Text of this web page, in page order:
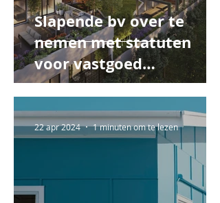
Slapende bv over te
nemen met statuten
voor vastgoed
(verkocht!)
22 apr 2024 1 minuten om te lezen